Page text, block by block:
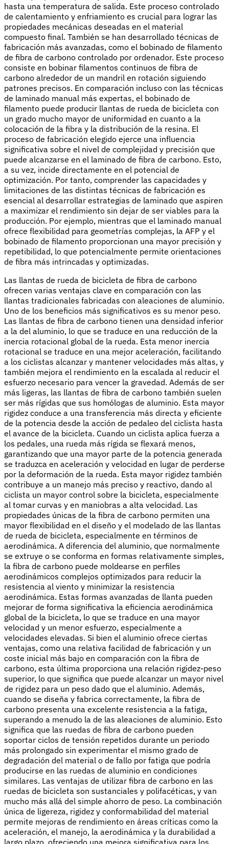
hasta una temperatura de salida. Este proceso controlado
de calentamiento y enfriamiento es crucial para lograr las
propiedades mecánicas deseadas en el material
compuesto final. También se han desarrollado técnicas de
fabricación más avanzadas, como el bobinado de filamento
de fibra de carbono controlado por ordenador. Este proceso
consiste en bobinar filamentos continuos de fibra de
carbono alrededor de un mandril en rotación siguiendo
patrones precisos. En comparación incluso con las técnicas
de laminado manual más expertas, el bobinado de
filamento puede producir llantas de rueda de bicicleta con
un grado mucho mayor de uniformidad en cuanto a la
colocación de la fibra y la distribución de la resina. El
proceso de fabricación elegido ejerce una influencia
significativa sobre el nivel de complejidad y precisión que
puede alcanzarse en el laminado de fibra de carbono. Esto,
a su vez, incide directamente en el potencial de
optimización. Por tanto, comprender las capacidades y
limitaciones de las distintas técnicas de fabricación es
esencial al desarrollar estrategias de laminado que aspiren
a maximizar el rendimiento sin dejar de ser viables para la
producción. Por ejemplo, mientras que el laminado manual
ofrece flexibilidad para geometrías complejas, la AFP y el
bobinado de filamento proporcionan una mayor precisión y
repetibilidad, lo que potencialmente permite orientaciones
de fibra más intrincadas y optimizadas.
Las llantas de rueda de bicicleta de fibra de carbono
ofrecen varias ventajas clave en comparación con las
llantas tradicionales fabricadas con aleaciones de aluminio.
Uno de los beneficios más significativos es su menor peso.
Las llantas de fibra de carbono tienen una densidad inferior
a la del aluminio, lo que se traduce en una reducción de la
inercia rotacional global de la rueda. Esta menor inercia
rotacional se traduce en una mejor aceleración, facilitando
a los ciclistas alcanzar y mantener velocidades más altas, y
también mejora el rendimiento en la escalada al reducir el
esfuerzo necesario para vencer la gravedad. Además de ser
más ligeras, las llantas de fibra de carbono también suelen
ser más rígidas que sus homólogas de aluminio. Esta mayor
rigidez conduce a una transferencia más directa y eficiente
de la potencia desde la acción de pedaleo del ciclista hasta
el avance de la bicicleta. Cuando un ciclista aplica fuerza a
los pedales, una rueda más rígida se flexará menos,
garantizando que una mayor parte de la potencia generada
se traduzca en aceleración y velocidad en lugar de perderse
por la deformación de la rueda. Esta mayor rigidez también
contribuye a un manejo más preciso y reactivo, dando al
ciclista un mayor control sobre la bicicleta, especialmente
al tomar curvas y en maniobras a alta velocidad. Las
propiedades únicas de la fibra de carbono permiten una
mayor flexibilidad en el diseño y el modelado de las llantas
de rueda de bicicleta, especialmente en términos de
aerodinámica. A diferencia del aluminio, que normalmente
se extruye o se conforma en formas relativamente simples,
la fibra de carbono puede moldearse en perfiles
aerodinámicos complejos optimizados para reducir la
resistencia al viento y minimizar la resistencia
aerodinámica. Estas formas avanzadas de llanta pueden
mejorar de forma significativa la eficiencia aerodinámica
global de la bicicleta, lo que se traduce en una mayor
velocidad y un menor esfuerzo, especialmente a
velocidades elevadas. Si bien el aluminio ofrece ciertas
ventajas, como una relativa facilidad de fabricación y un
coste inicial más bajo en comparación con la fibra de
carbono, esta última proporciona una relación rigidez-peso
superior, lo que significa que puede alcanzar un mayor nivel
de rigidez para un peso dado que el aluminio. Además,
cuando se diseña y fabrica correctamente, la fibra de
carbono presenta una excelente resistencia a la fatiga,
superando a menudo la de las aleaciones de aluminio. Esto
significa que las ruedas de fibra de carbono pueden
soportar ciclos de tensión repetidos durante un periodo
más prolongado sin experimentar el mismo grado de
degradación del material o de fallo por fatiga que podría
producirse en las ruedas de aluminio en condiciones
similares. Las ventajas de utilizar fibra de carbono en las
ruedas de bicicleta son sustanciales y polifacéticas, y van
mucho más allá del simple ahorro de peso. La combinación
única de ligereza, rigidez y conformabilidad del material
permite mejoras de rendimiento en áreas críticas como la
aceleración, el manejo, la aerodinámica y la durabilidad a
largo plazo, ofreciendo una mejora significativa para los